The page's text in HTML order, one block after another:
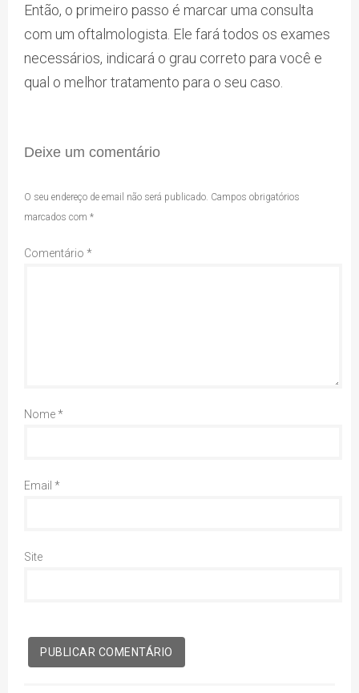
Então, o primeiro passo é marcar uma consulta
com um oftalmologista. Ele fará todos os exames
necessários, indicará o grau correto para você e
qual o melhor tratamento para o seu caso.
Deixe um comentário
O seu endereço de email não será publicado. Campos obrigatórios
marcados com *
Comentário *
Nome*
Email *
Site